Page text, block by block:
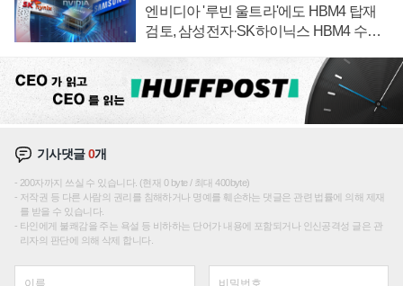
엔비디아 '루빈 울트라'에도 HBM4 탑재
검토, 삼성전자·SK하이닉스 HBM4 수율
기사댓글0개
200자까지 쓰실 수 있습니다. (현재 0 byte / 최대 400byte)
저작권 등 다른 사람의 권리를 침해하거나 명예를 훼손하는 댓글은 관련 법률에 의해 제재
를 받을 수 있습니다.
타인에게 불쾌감을 주는 욕설 등 비하하는 단어가 내용에 포함되거나 인신공격성 글은 관
리자의 판단에 의해 삭제 합니다.